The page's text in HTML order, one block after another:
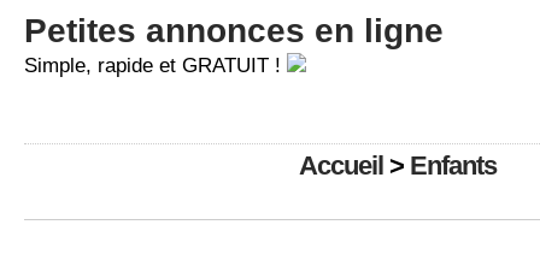
Petites annonces en ligne
Simple, rapide et GRATUIT !
Accueil > Enfants